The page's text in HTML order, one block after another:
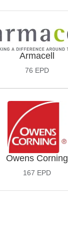
Armacell
76 EPD
Owens Corning
167 EPD